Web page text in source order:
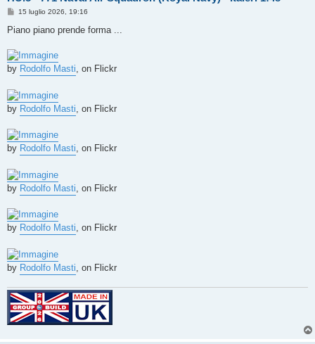
M
s
g
g
i
15 luglio 2026, 19:16
Piano piano prende forma ...
by Rodolfo Masti, on Flickr
by Rodolfo Masti , on Flickr
by Rodolfo Masti, on Flickr
by Rodolfo Masti , on Flickr
by Rodolfo Masti, on Flickr
by Rodolfo Masti , on Flickr